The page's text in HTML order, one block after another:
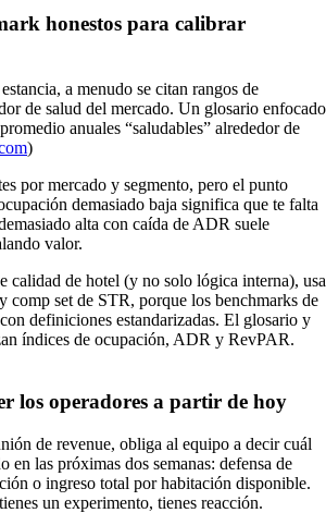
honestos para calibrar
a menudo se citan rangos de
de salud del mercado. Un glosario enfocado
anuales “saludables” alrededor de
)
por mercado y segmento, pero el punto
demasiado baja significa que te falta
alta con caída de ADR suele
valor.
calidad de hotel (y no solo lógica interna), usa
comp set de STR, porque los benchmarks de
definiciones estandarizadas. El glosario y
índices de ocupación, ADR y RevPAR.
los operadores a partir de hoy
de revenue, obliga al equipo a decir cuál
en las próximas dos semanas: defensa de
o ingreso total por habitación disponible.
un experimento, tienes reacción.